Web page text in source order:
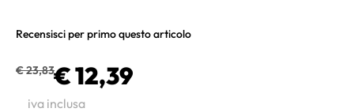
Recensisci per primo questo articolo
€ 23,83€ 12,39
iva inclusa